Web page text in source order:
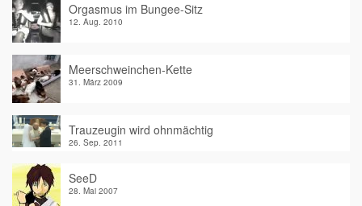
Orgasmus im Bungee-Sitz
12. Aug. 2010
Meerschweinchen-Kette
31. März 2009
Trauzeugin wird ohnmächtig
26. Sep. 2011
SeeD
28. Mai 2007